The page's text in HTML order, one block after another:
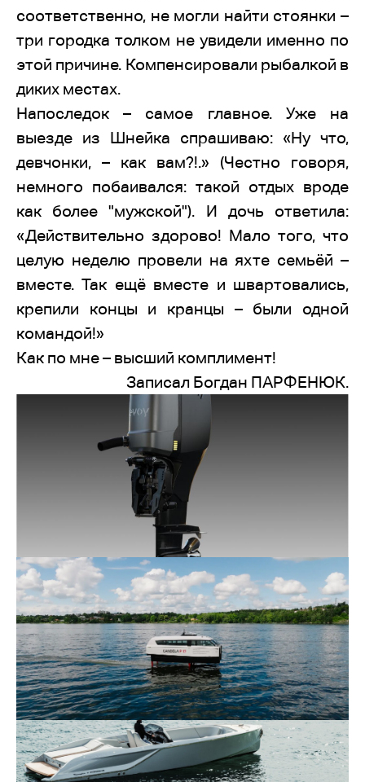
соответственно, не могли найти стоянки –
три городка толком не увидели именно по
этой причине. Компенсировали рыбалкой в
диких местах.
Напоследок – самое главное. Уже на
выезде из Шнейка спрашиваю: «Ну что,
девчонки, – как вам?!.» (Честно говоря,
немного побаивался: такой отдых вроде
как более "мужской"). И дочь ответила:
«Действительно здорово! Мало того, что
целую неделю провели на яхте семьёй –
вместе. Так ещё вместе и швартовались,
крепили концы и кранцы – были одной
командой!»
Как по мне – высший комплимент!
Записал Богдан ПАРФЕНЮК.